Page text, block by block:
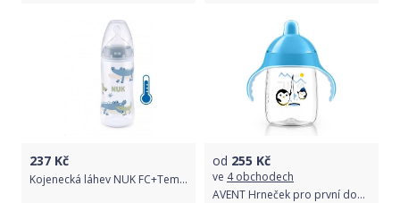
237 Kč
Kojenecká láhev NUK FC+Temperature Control 300 ml BOX-Flow Control savička blue, Modrá
od 255 Kč
ve 4 obchodech
AVENT Hrneček pro první doušky Premium 260 ml modrý